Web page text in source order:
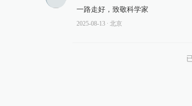
一路走好，致敬科学家
2025-08-13 ∙ 北京